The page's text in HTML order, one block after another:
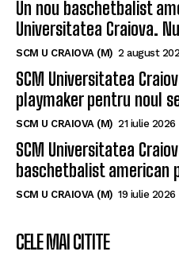
ULTIMELE ȘTIRI
Un nou baschetbalist
Universitatea Craiova.
SCM U CRAIOVA (M) 2 august
SCM Universitatea
playmaker pentru noul
SCM U CRAIOVA (M) 21 iulie 2026
SCM Universitatea
SCM U CRAIOVA (M)